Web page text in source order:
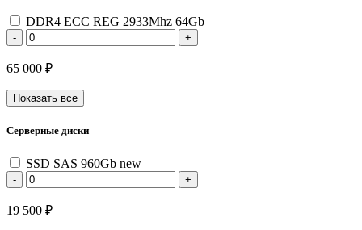
DDR4 ECC REG 2933Mhz 64Gb
- +
65 000 ₽
Показать все
Серверные диски
SSD SAS 960Gb new
- +
19 500 ₽